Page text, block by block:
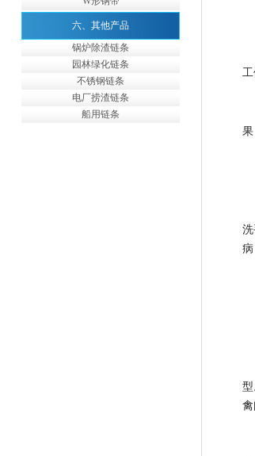
六、其他产品
锅炉除渣链条
园林绿化链条
不锈钢链条
电厂捞渣链条
船用链条
病